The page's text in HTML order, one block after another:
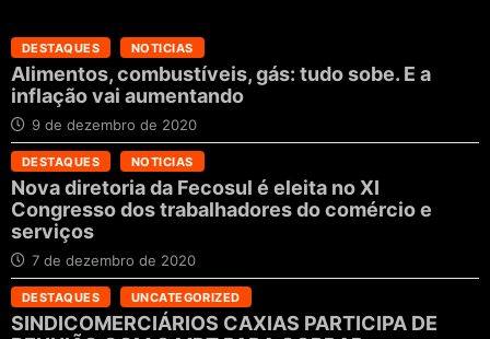
DESTAQUES NOTICIAS
Alimentos, combustíveis, gás: tudo sobe. E a
inflação vai aumentando
9 de dezembro de 2020
DESTAQUES NOTICIAS
Nova diretoria da Fecosul é eleita no XI
Congresso dos trabalhadores do comércio e
serviços
7 de dezembro de 2020
DESTAQUES UNCATEGORIZED
SINDICOMERCIÁRIOS CAXIAS PARTICIPA DE